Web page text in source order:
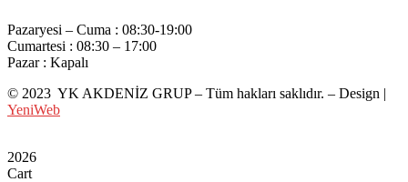
Pazaryesi – Cuma : 08:30-19:00
Cumartesi : 08:30 – 17:00
Pazar : Kapalı
© 2023 YK AKDENİZ GRUP– Tüm hakları saklıdır. – Design |
YeniWeb
2026
Cart